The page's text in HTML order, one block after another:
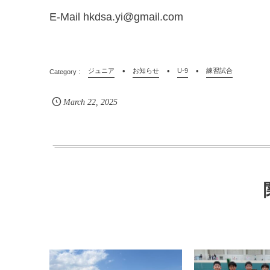
E-Mail hkdsa.yi@gmail.com
ジュニア お知らせ U-9 練習試合
March 22,2025